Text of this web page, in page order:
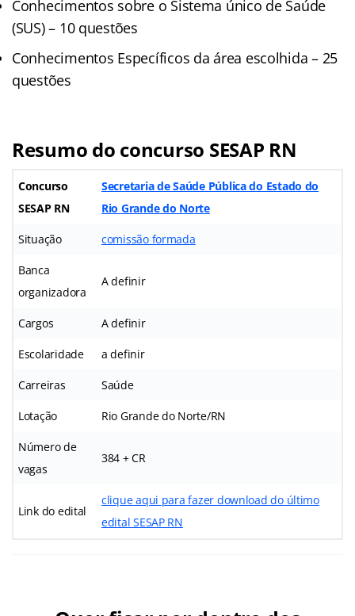
Conhecimentos sobre o Sistema único de Saúde
(SUS) – 10 questões
Conhecimentos Específicos da área escolhida – 25
questões
Resumo do concurso SESAP RN
Concurso
SESAP RN
Secretaria de Saúde Pública do Estado do
Rio Grande do Norte
Situação comissão formada
Banca
organizadora
A definir
Cargos A definir
Escolaridade a definir
Carreiras Saúde
Lotação Rio Grande do Norte/RN
Número de
vagas
384 + CR
Link do edital
clique aqui para fazer download do último
edital SESAP RN